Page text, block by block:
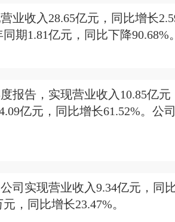
业收入28.65亿元，同比增长
期1.81亿元，同比下降90.68%。
报告，实现营业收入10.85亿元
亿元，同比增长61.52%。公
司实现营业收入9.34亿元，同
，同比增长23.47%。